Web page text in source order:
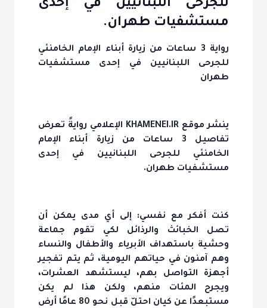
للجرحى اللبنانيين في إحدى
مستشفيات طهران.
رواية 3 ساعات من زيارة أبناء الإمام الخامنئي
للجرحى اللبنانيين في إحدى مستشفيات
طهران
ينشر موقع KHAMENEI.IR الإعلامي روايةً تعرض
تفاصيل 3 ساعات من زيارة أبناء الإمام
الخامنئي للجرحى اللبنانيين في إحدى
مستشفيات طهران.
كنت أفكر مع نفسي: إلى أي مدى يمكن أن
تصل الخبائث والرذائل لكي تقوم جماعة
وحشية باستهداف الأبرياء والأطفال والنساء
وهم آمنون في حياتهم اليومية، ثم يتم تفجير
أجهزة التواصل بهم، ليستشهد العشرات،
ويجرح المئات منهم، ولكن هذا لم يكن
مستبعدًا عن كيان احتلّ قبل نحو 80 عامًا أرض